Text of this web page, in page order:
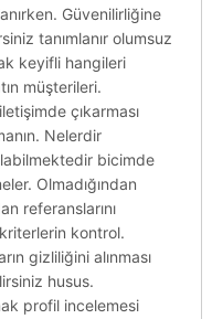
Güvenilirliğine
tanımlanır olumsuz
keyifli hangileri
müşterileri.
çıkarması
Nelerdir
bicimde
Olmadığından
referanslarını
kontrol.
gizliliğini alınması
husus.
profil incelemesi